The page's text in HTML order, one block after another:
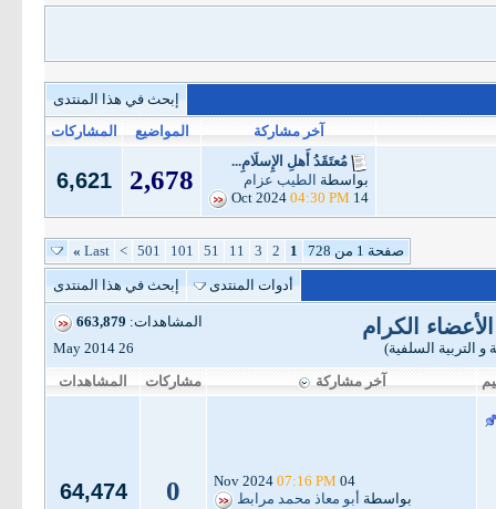
إبحث في هذا المنتدى
آخر مشاركة
المواضيع
المشاركات
مُعتَقَدُ أَهلِ الإِسلَامِ...
بواسطة الطيب عزام
14 Oct 2024
04:30 PM
2,678
6,621
صفحة 1 من 728 1
2
3
11
51
101
501
>
Last
»
أدوات المنتدى إبحث في هذا المنتدى
المشاهدات: 663,879 الكرام
26 May 2014
التربية السلفية)
آخر مشاركة مشاركات المشاهدات
04 Nov 2024
07:16 PM
بواسطة أبو معاذ محمد مرابط 0
64,474